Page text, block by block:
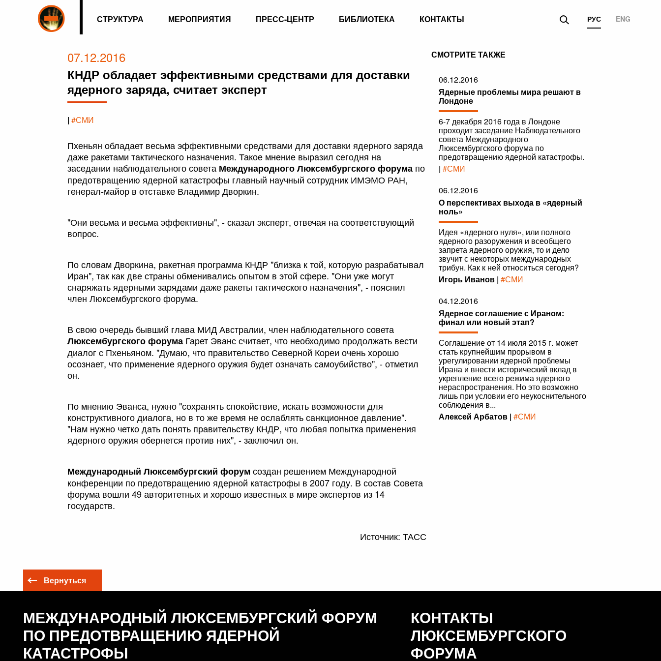
СТРУКТУРА МЕРОПРИЯТИЯ ПРЕСС-ЦЕНТР БИБЛИОТЕКА КОНТАКТЫ РУС ENG
07.12.2016
КНДР обладает эффективными средствами для доставки
ядерного заряда, считает эксперт
| #СМИ
Пхеньян обладает весьма эффективными средствами для доставки ядерного заряда
даже ракетами тактического назначения. Такое мнение выразил сегодня на
заседании наблюдательного совета Международного Люксембургского форума по
предотвращению ядерной катастрофы главный научный сотрудник ИМЭМО РАН,
генерал-майор в отставке Владимир Дворкин.
"Они весьма и весьма эффективны", - сказал эксперт, отвечая на соответствующий
вопрос.
По словам Дворкина, ракетная программа КНДР "близка к той, которую разрабатывал
Иран", так как две страны обменивались опытом в этой сфере. "Они уже могут
снаряжать ядерными зарядами даже ракеты тактического назначения", - пояснил
член Люксембургского форума.
В свою очередь бывший глава МИД Австралии, член наблюдательного совета
Люксембургского форума Гарет Эванс считает, что необходимо продолжать вести
диалог с Пхеньяном. "Думаю, что правительство Северной Кореи очень хорошо
осознает, что применение ядерного оружия будет означать самоубийство", - отметил
он.
По мнению Эванса, нужно "сохранять спокойствие, искать возможности для
конструктивного диалога, но в то же время не ослаблять санкционное давление".
"Нам нужно четко дать понять правительству КНДР, что любая попытка применения
ядерного оружия обернется против них", - заключил он.
Международный Люксембургский форум создан решением Международной
конференции по предотвращению ядерной катастрофы в 2007 году. В состав Совета
форума вошли 49 авторитетных и хорошо известных в мире экспертов из 14
государств.
Источник: ТАСС
СМОТРИТЕ ТАКЖЕ
06.12.2016
Ядерные проблемы мира решают в
Лондоне
6-7 декабря 2016 года в Лондоне
проходит заседание Наблюдательного
совета Международного
Люксембургского форума по
предотвращению ядерной катастрофы.
| #СМИ
06.12.2016
О перспективах выхода в «ядерный
ноль»
Идея «ядерного нуля», или полного
ядерного разоружения и всеобщего
запрета ядерного оружия, то и дело
звучит с некоторых международных
трибун. Как к ней относиться сегодня?
Игорь Иванов | #СМИ
04.12.2016
Ядерное соглашение с Ираном:
финал или новый этап?
Соглашение от 14 июля 2015 г. может
стать крупнейшим прорывом в
урегулировании ядерной проблемы
Ирана и внести исторический вклад в
укрепление всего режима ядерного
нераспространения. Но это возможно
лишь при условии его неукоснительного
соблюдения в...
Алексей Арбатов | #СМИ
Вернуться
МЕЖДУНАРОДНЫЙ ЛЮКСЕМБУРГСКИЙ ФОРУМ
ПО ПРЕДОТВРАЩЕНИЮ ЯДЕРНОЙ
КАТАСТРОФЫ
КОНТАКТЫ
ЛЮКСЕМБУРГСКОГО
ФОРУМА